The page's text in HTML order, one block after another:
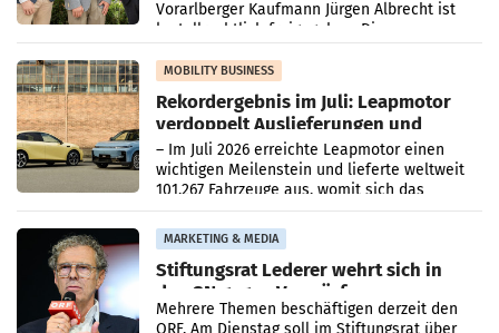
Vorarlberger Kaufmann Jürgen Albrecht ist
kartellrechtlich freigegeben: Die
Bundeswettbewerbsbehörde und der
Bundeskartellanwalt
MOBILITY BUSINESS
Rekordergebnis im Juli: Leapmotor
verdoppelt Auslieferungen und
überschreitet die 100.000er-Marke
– Im Juli 2026 erreichte Leapmotor einen
wichtigen Meilenstein und lieferte weltweit
101.267 Fahrzeuge aus, womit sich das
Ergebnis gegenüber Juli 2025 mehr als
verdoppelte (+102
MARKETING & MEDIA
Stiftungsrat Lederer wehrt sich in
den SN gegen Vorwürfe
Mehrere Themen beschäftigen derzeit den
ORF. Am Dienstag soll im Stiftungsrat über